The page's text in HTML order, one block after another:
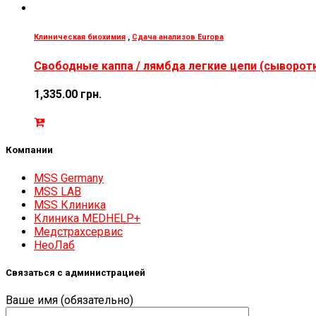
Клиническая биохимия , Сдача анализов Europa
Свободные каппа / лямбда легкие цепи
1,335.00 грн.
Компании
MSS Germany
MSS LAB
MSS Клиника
Клиника MEDHELP+
Медстрахсервис
НеоЛаб
Связаться с администрацией
Ваше имя (обязательно)